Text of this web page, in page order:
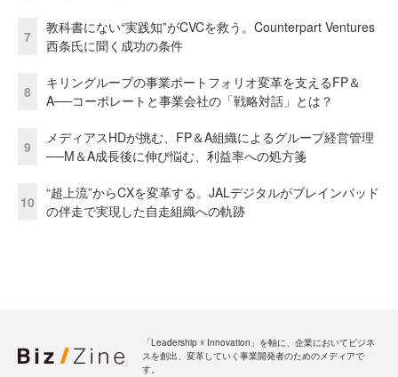
7
教科書にない“実践知”がCVCを救う。Counterpart Ventures
西条氏に聞く成功の条件
8
キリングループの事業ポートフォリオ変革を支えるFP＆
A──コーポレートと事業会社の「戦略対話」とは？
9
メディアスHDが挑む、FP＆A組織によるグループ経営管理
──M＆A成長後に伸び悩む、利益率への処方箋
10
“超上流”からCXを変革する。JALデジタルがブレインパッド
の伴走で実現した自走組織への軌跡
「Leadership ☓ Innovation」を軸に、企業においてビジネ
スを創出、変革していく事業開発者のためのメディアで
す。